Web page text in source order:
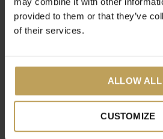
provided to them or that they’ve
of their services.
ALLOW ALL
CUSTOMIZE
Articles récents